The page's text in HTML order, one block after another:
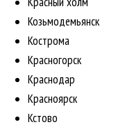
Козьмодемьянск
Кострома
Красногорск
Краснодар
Красноярск
Кстово